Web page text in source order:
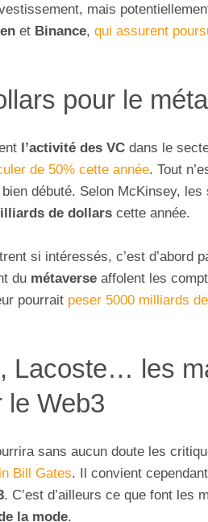
mais
et Binance, qui assurent
pour le
l’activité des VC dans le
de 50% cette année. Tout
débuté. Selon McKinsey, les
de dollars cette année.
si intéressés, c’est d’abord
du métaverse affolent les
pourrait peser 5000 milliards
Lacoste… les
le Web3
sans aucun doute les
Bill Gates. Il convient
. C’est d’ailleurs ce que font les
la mode.